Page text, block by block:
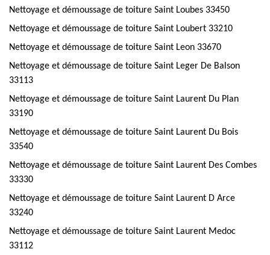
Nettoyage et démoussage de toiture Saint Loubes 33450
Nettoyage et démoussage de toiture Saint Loubert 33210
Nettoyage et démoussage de toiture Saint Leon 33670
Nettoyage et démoussage de toiture Saint Leger De Balson
33113
Nettoyage et démoussage de toiture Saint Laurent Du Plan
33190
Nettoyage et démoussage de toiture Saint Laurent Du Bois
33540
Nettoyage et démoussage de toiture Saint Laurent Des Combes
33330
Nettoyage et démoussage de toiture Saint Laurent D Arce
33240
Nettoyage et démoussage de toiture Saint Laurent Medoc
33112